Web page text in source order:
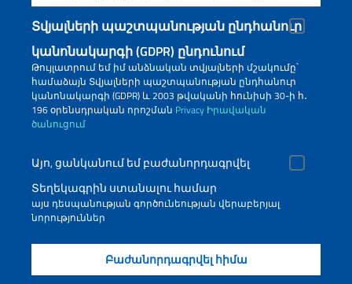
Տվյալների պաշտպանության ընդհանուր
կանոնակարգի (GDPR) ընդունում
Թույլատրում եմ իմ անձնական տվյալների մշակումը՝
համաձայն Տվյալների պաշտպանության ընդհանուր
կանոնակարգի (GDPR) և 2003 թվականի հունիսի 30-ի հ․
196 օրենսդրական որոշման Privacy Իրավական
ծանուցում
Այո, ցանկանում եմ բաժանորդագրվել
Տեղեկագրին ստանալու համար
այս դեսպանության գործունեության վերաբերյալ
նորություններ